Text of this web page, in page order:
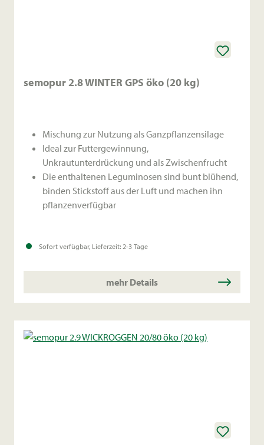
semopur 2.8 WINTER GPS öko (20 kg)
Mischung zur Nutzung als Ganzpflanzensilage
Ideal zur Futtergewinnung,
Unkrautunterdrückung und als Zwischenfrucht
Die enthaltenen Leguminosen sind bunt blühend,
binden Stickstoff aus der Luft und machen ihn
pflanzenverfügbar
Sofort verfügbar, Lieferzeit: 2-3 Tage
mehr Details